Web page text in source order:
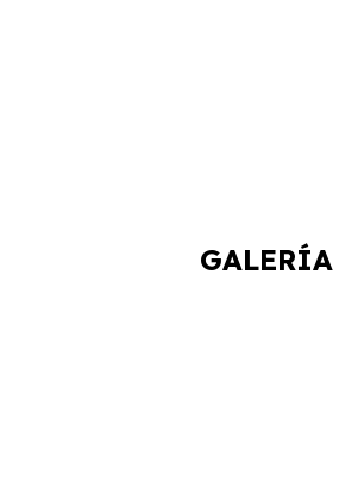
GALERÍA